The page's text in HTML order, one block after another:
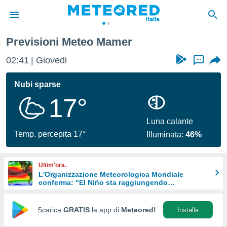
di
per
le
di
Web
Previsioni Meteo Mamer
02:41 Giovedi ...
Nubi sparse
17°
Temp. percepita 17°
Luna calante
Illuminata:46%
Ultim'ora.
L'Organizzazione Meteorologica Mondiale
conferma: "El Niño sta raggiungendo
Scarica GRATIS la app di Meteored! Installa